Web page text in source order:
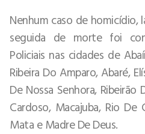
Nenhum caso de homicídio,
seguida de morte foi
Policiais nas cidades de
Ribeira Do Amparo, Abaré,
De Nossa Senhora, Ribeirão
Cardoso, Macajuba, Rio De
Mata e Madre De Deus.